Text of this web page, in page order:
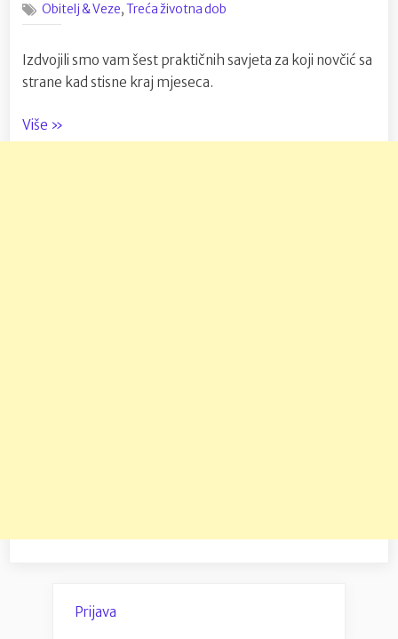
Obitelj & Veze,Treća životna dob
Izdvojili smo vam šest praktičnih savjeta za koji novčić sa
strane kad stisne kraj mjeseca.
Više “6
načina
»
Prijava